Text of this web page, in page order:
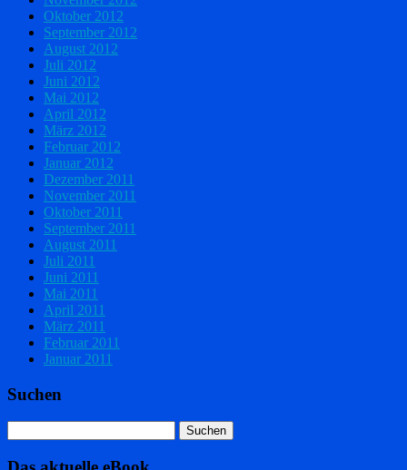
Oktober 2012
September 2012
August 2012
Juli 2012
Juni 2012
Mai 2012
April 2012
März 2012
Februar 2012
Januar 2012
Dezember 2011
November 2011
Oktober 2011
September 2011
August 2011
Juli 2011
Juni 2011
Mai 2011
April 2011
März 2011
Februar 2011
Januar 2011
Suchen